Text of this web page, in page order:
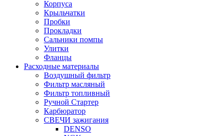
Корпуса
Крыльчатки
Пробки
Прокладки
Сальники помпы
Улитки
Фланцы
Расходные материалы
Воздушный фильтр
Фильтр масляный
Фильтр топливный
Ручной Стартер
Карбюратор
СВЕЧИ зажигания
DENSO